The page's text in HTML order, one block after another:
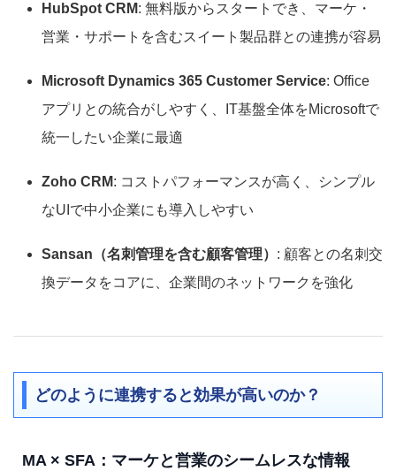
HubSpot CRM: 無料版からスタートでき、マーケ・
営業・サポートを含むスイート製品群との連携が容易
Microsoft Dynamics 365 Customer Service: Office
アプリとの統合がしやすく、IT基盤全体をMicrosoftで
統一したい企業に最適
Zoho CRM: コストパフォーマンスが高く、シンプル
なUIで中小企業にも導入しやすい
Sansan（名刺管理を含む顧客管理） : 顧客との名刺交
換データをコアに、企業間のネットワークを強化
どのように連携すると効果が高いのか？
MA × SFA：マーケと営業のシームレスな情報